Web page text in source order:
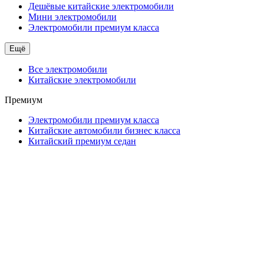
Дешёвые китайские электромобили
Мини электромобили
Электромобили премиум класса
Ещё
Все электромобили
Китайские электромобили
Премиум
Электромобили премиум класса
Китайские автомобили бизнес класса
Китайский премиум седан